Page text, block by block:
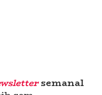
semanal